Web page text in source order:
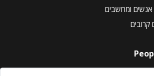
אנשים ומחשבים
קרובים